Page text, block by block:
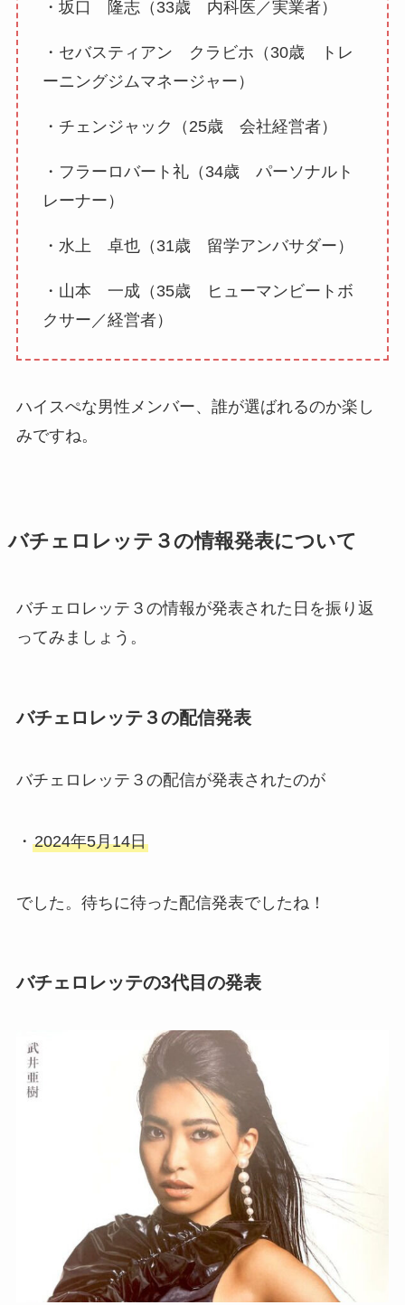
・坂口 隆志（33歳 内科医／実業者）
・セバスティアン クラビホ（30歳 トレ
ーニングジムマネージャー）
・チェンジャック（25歳 会社経営者）
・フラーロバート礼（34歳 パーソナルト
レーナー）
・水上 卓也（31歳 留学アンバサダー）
・山本 一成（35歳 ヒューマンビートボ
クサー／経営者）
ハイスぺな男性メンバー、誰が選ばれるのか楽し
みですね。
バチェロレッテ３の情報発表について
バチェロレッテ３の情報が発表された日を振り返
ってみましょう。
バチェロレッテ３の配信発表
バチェロレッテ３の配信が発表されたのが
・ 2024年5月14日
でした。待ちに待った配信発表でしたね！
バチェロレッテの3代目の発表